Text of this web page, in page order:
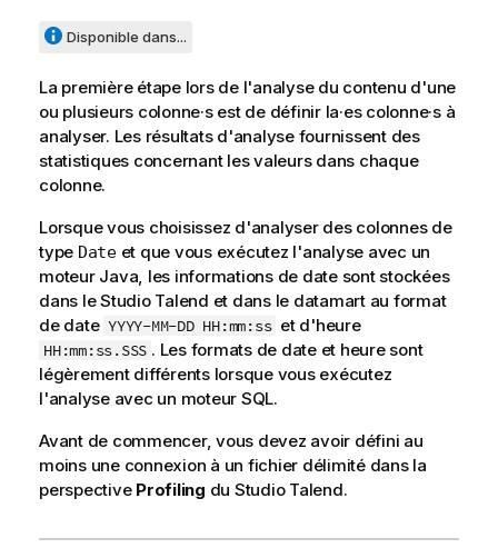
Disponible dans...
La première étape lors de l'analyse du contenu d'une
ou plusieurs colonne·s est de définir la·es colonne·s à
analyser. Les résultats d'analyse fournissent des
statistiques concernant les valeurs dans chaque
colonne.
Lorsque vous choisissez d'analyser des colonnes de
type Dateet que vous exécutez l'analyse avec un
moteur Java, les informations de date sont stockées
dans leStudio Talend et dans le datamart au format
de date YYYY-MM-DD HH:mm:ss et d'heure
HH:mm:ss.SSS . Les formats de date et heure sont
légèrement différents lorsque vous exécutez
l'analyse avec un moteur SQL.
Avant de commencer, vous devez avoir défini au
moins une connexion à un fichier délimité dans la
perspective Profiling du Studio Talend.